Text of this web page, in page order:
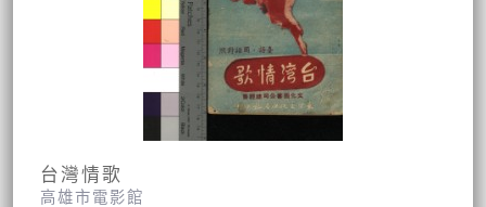
台灣情歌
高雄市電影館